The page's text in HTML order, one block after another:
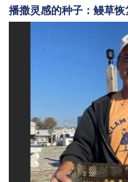
播撒灵感的种子：鳗草恢